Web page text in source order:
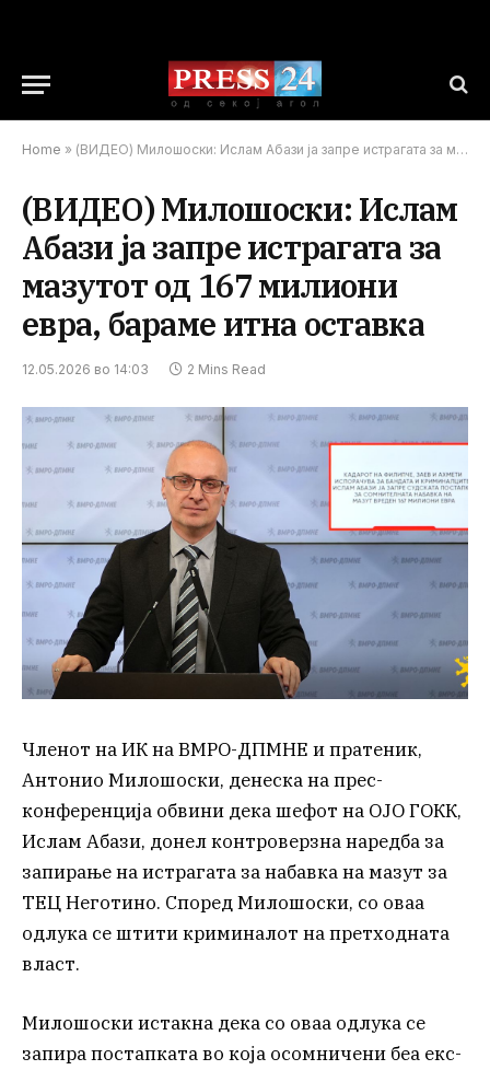
Home » (ВИДЕО) Милошоски: Ислам Абази ја запре истрагата за мазутот од 167 милиони евра, бараме итна оставка
(ВИДЕО) Милошоски: Ислам
Абази ја запре истрагата за
мазутот од 167 милиони
евра, бараме итна оставка
12.05.2026 во 14:03 2 Mins Read
Членот на ИК на ВМРО-ДПМНЕ и пратеник,
Антонио Милошоски, денеска на прес-
конференција обвини дека шефот на ОЈО ГОКК,
Ислам Абази, донел контроверзна наредба за
запирање на истрагата за набавка на мазут за
ТЕЦ Неготино. Според Милошоски, со оваа
одлука се штити криминалот на претходната
власт.
Милошоски истакна дека со оваа одлука се
запира постапката во која осомничени беа екс-